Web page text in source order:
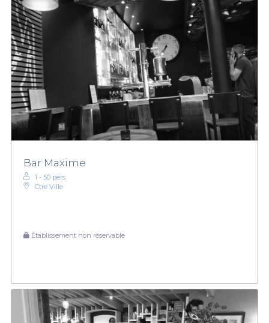
Bar Maxime
1 - 50 pers.
Ctre Ville
Établissement non réservable